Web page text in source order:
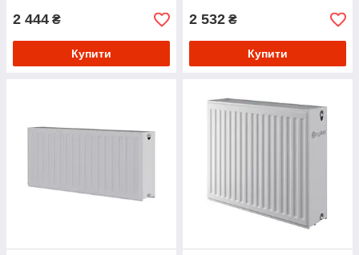
2 444 ₴
Купити
2 532 ₴
Купити